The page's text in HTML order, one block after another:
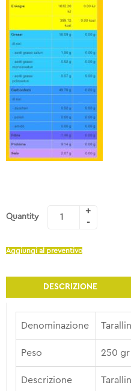
Quantity
Aggiungi al preventivo
DESCRIZIONE
Denominazione
Peso 250 gr
Descrizione